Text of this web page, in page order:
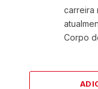
carreira
Corpo